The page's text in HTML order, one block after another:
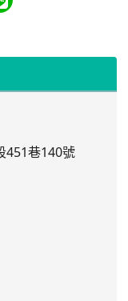
451巷140號